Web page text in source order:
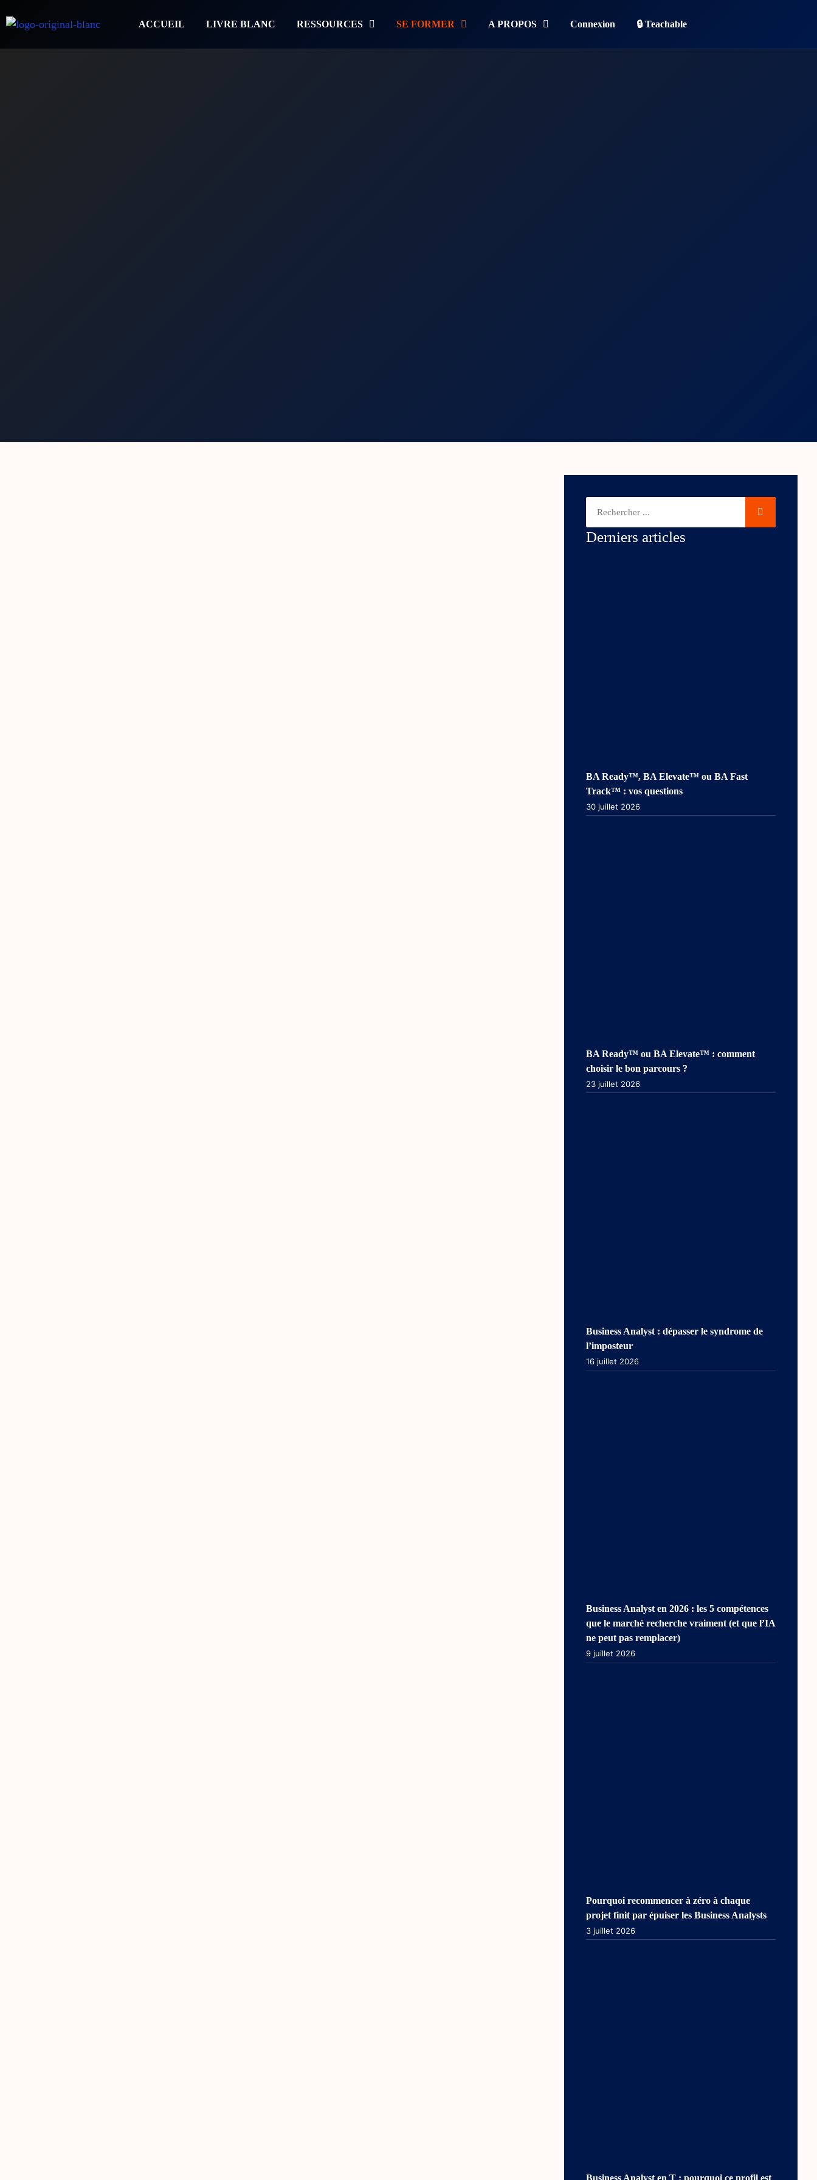
ACCUEIL LIVRE BLANC RESSOURCES SE FORMER A PROPOS Connexion 🔒 Teachable
Derniers articles
BA Ready™, BA Elevate™ ou BA Fast
Track™ : vos questions
30 juillet 2026
BA Ready™ ou BA Elevate™ : comment
choisir le bon parcours ?
23 juillet 2026
Business Analyst : dépasser le syndrome de
l’imposteur
16 juillet 2026
Business Analyst en 2026 : les 5 compétences
que le marché recherche vraiment (et que l’IA
ne peut pas remplacer)
9 juillet 2026
Pourquoi recommencer à zéro à chaque
projet finit par épuiser les Business Analysts
3 juillet 2026
Business Analyst en T : pourquoi ce profil est